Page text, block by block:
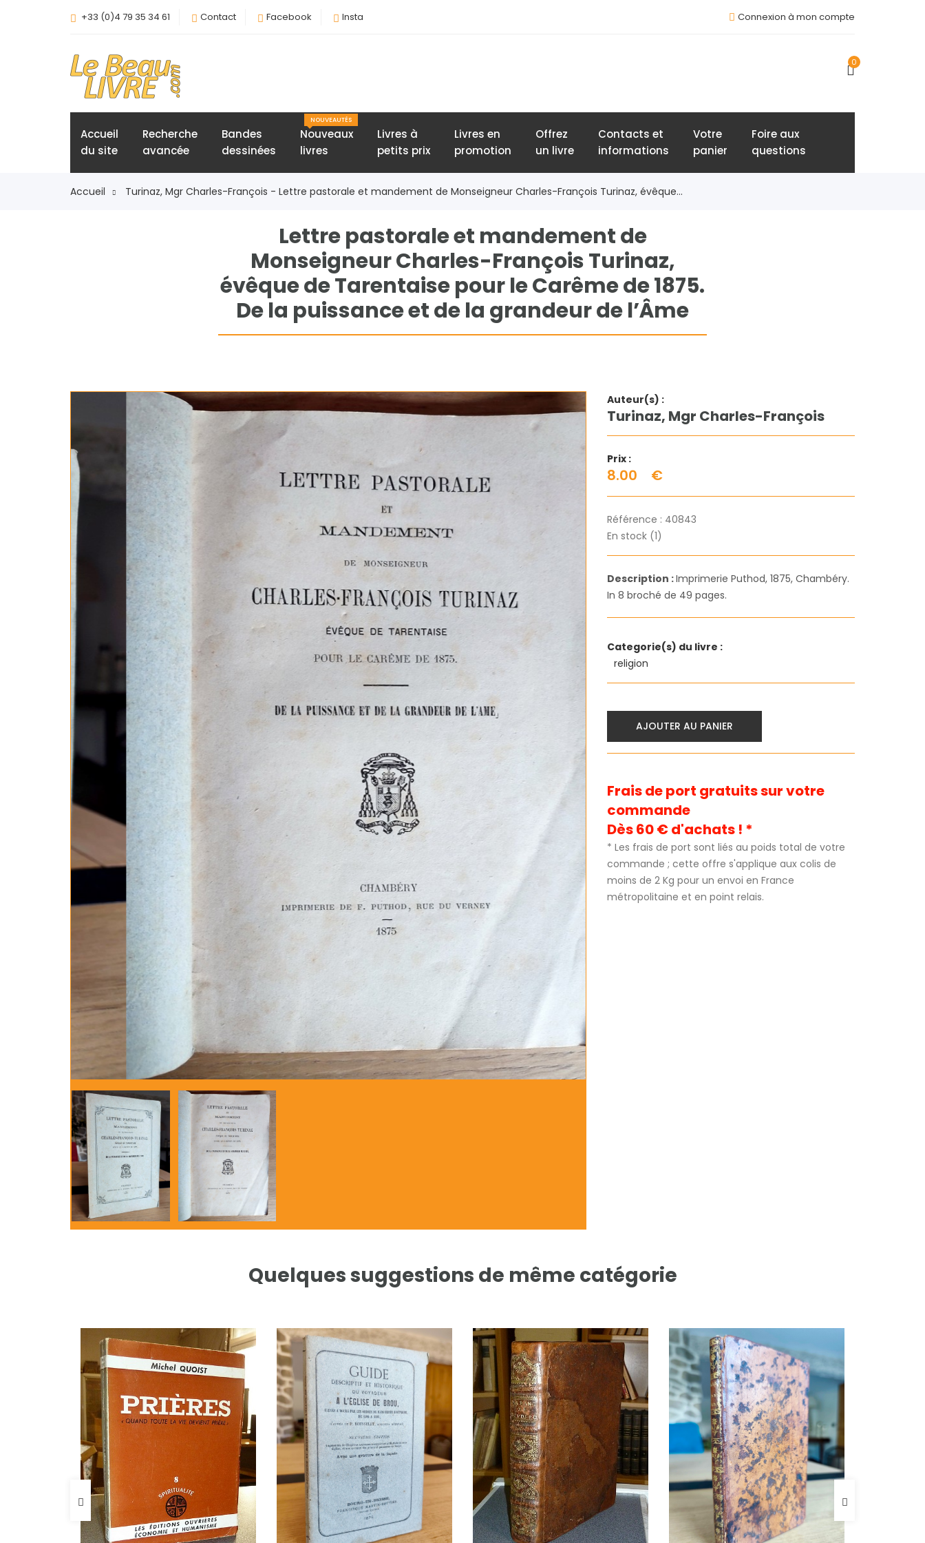
+33 (0)4 79 35 34 61 Contact Facebook Insta Connexion à mon compte
0
Accueil
du site
Recherche
avancée
Bandes
dessinées
Nouveaux
livres
NOUVEAUTÉS
Livres à
petits prix
Livres en
promotion
Offrez
un livre
Contacts et
informations
Votre
panier
Foire aux
questions
Accueil Turinaz, Mgr Charles-François - Lettre pastorale et mandement de Monseigneur Charles-François Turinaz, évêque...
Lettre pastorale et mandement de
Monseigneur Charles-François Turinaz,
évêque de Tarentaise pour le Carême de 1875.
De la puissance et de la grandeur de l’Âme
Auteur(s) :
Turinaz, Mgr Charles-François
Prix :
8.00 €
Référence : 40843
En stock (1)
Description :Imprimerie Puthod, 1875, Chambéry.
In 8 broché de 49 pages.
Categorie(s) du livre :
religion
AJOUTER AU PANIER
Frais de port gratuits sur votre
commande
Dès 60 € d'achats ! *
* Les frais de port sont liés au poids total de votre
commande ; cette offre s'applique aux colis de
moins de 2 Kg pour un envoi en France
métropolitaine et en point relais.
Quelques suggestions de même catégorie